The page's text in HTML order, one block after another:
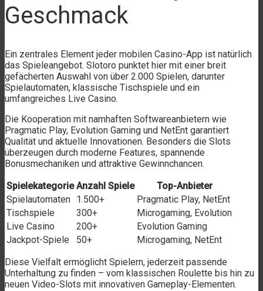
Geschmack
Ein zentrales Element jeder mobilen Casino-App ist natürlich
das Spieleangebot. Slotoro punktet hier mit einer breit
gefächerten Auswahl von über 2.000 Spielen, darunter
Spielautomaten, klassische Tischspiele und ein
umfangreiches Live Casino.
Die Kooperation mit namhaften Softwareanbietern wie
Pragmatic Play, Evolution Gaming und NetEnt garantiert
Qualität und aktuelle Innovationen. Besonders die Slots
überzeugen durch moderne Features, spannende
Bonusmechaniken und attraktive Gewinnchancen.
Spielekategorie Anzahl Spiele
Top-Anbieter
Spielautomaten 1.500+
Pragmatic Play, NetEnt
Tischspiele
300+
Microgaming, Evolution
Live Casino
200+
Evolution Gaming
Jackpot-Spiele
50+
Microgaming, NetEnt
Diese Vielfalt ermöglicht Spielern, jederzeit passende
Unterhaltung zu finden – vom klassischen Roulette bis hin zu
neuen Video-Slots mit innovativen Gameplay-Elementen.